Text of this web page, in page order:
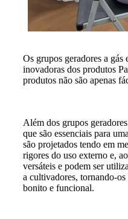
Os grupos geradores a
inovadoras dos produtos
produtos não são apenas
Além dos grupos
que são essenciais para
são projetados tendo em
rigores do uso externo e,
versáteis e podem ser
a cultivadores, tornando-
bonito e funcional.